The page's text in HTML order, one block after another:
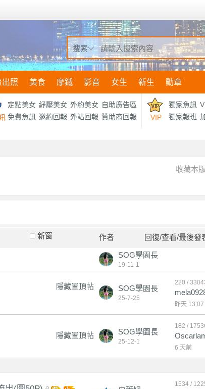
搜索
出照 美食 摩鐵 影音 女生 新生 勳章
定點美女 紓壓美女 外約美女 自助廣告區
免費魚訊 邀約回報 外站回報 贊助商回報 VIP
獨家魚訊
獨家報班
收藏本版
新窗 作者 回復/查看/最後發
SOG學園長
19-11-1
隱藏置頂帖 SOG學園長
25-7-25
220 /
昨天 13:07
隱藏置頂帖 SOG學園長
25-12-1
182 /
6 天前
1534 /